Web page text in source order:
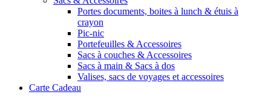
Portes documents, boites à lunch & étuis à
crayon
Pic-nic
Portefeuilles & Accessoires
Sacs à couches & Accessoires
Sacs à main & Sacs à dos
Valises, sacs de voyages et accessoires
Carte Cadeau